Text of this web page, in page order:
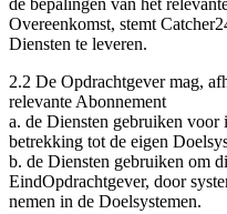
Overeenkomst, stemt
Diensten te leveren.
2.2 De Opdrachtgever mag,
relevante Abonnement
a. de Diensten gebruiken voor
betrekking tot de eigen
b. de Diensten gebruiken om
EindOpdrachtgever, door
nemen in de Doelsystemen.